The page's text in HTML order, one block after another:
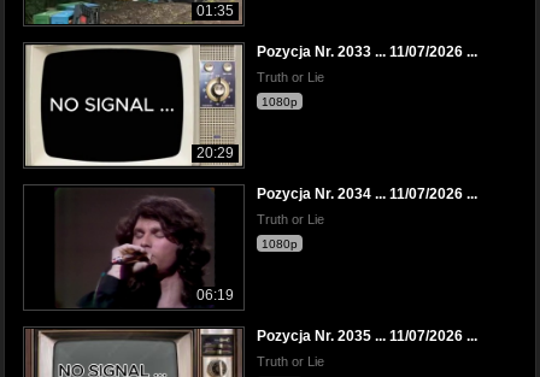
01:35
20:29
Pozycja Nr. 2033 ... 11/07/2026 ...
Truth or Lie
1080p
06:19
Pozycja Nr. 2034 ... 11/07/2026 ...
Truth or Lie
1080p
Pozycja Nr. 2035 ... 11/07/2026 ...
Truth or Lie